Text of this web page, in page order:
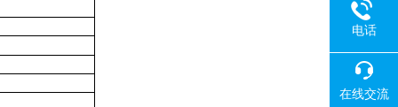
电话
在线交流